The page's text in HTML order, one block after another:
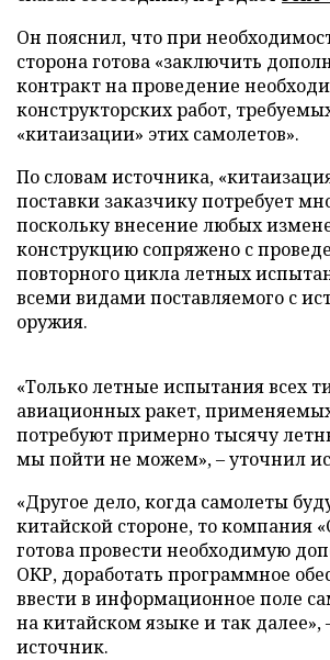
Он пояснил, что при
сторона готова «заключить
контракт на проведение
конструкторских работ,
«китаизации» этих самолетов».
По словам источника,
поставки заказчику потребует
поскольку внесение любых
конструкцию сопряжено с
повторного цикла летных
всеми видами поставляемого с
оружия.
«Только летные испытания всех
авиационных ракет,
потребуют примерно тысячу
мы пойти не можем», – уточнил
«Другое дело, когда самолеты
китайской стороне, то компания
готова провести необходимую
ОКР, доработать программное
ввести в информационное поле
на китайском языке и так далее»,
источник.